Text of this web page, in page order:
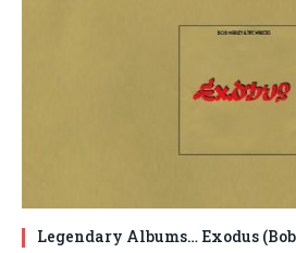
Legendary Albums… Exodus